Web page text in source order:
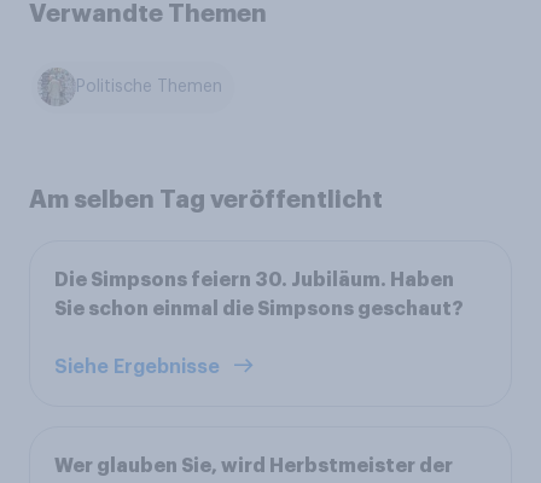
Verwandte Themen
Politische Themen
Am selben Tag veröffentlicht
Die Simpsons feiern 30. Jubiläum. Haben
Sie schon einmal die Simpsons geschaut?
Siehe Ergebnisse
Wer glauben Sie, wird Herbstmeister der